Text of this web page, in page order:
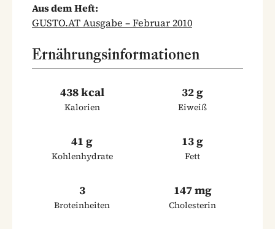
Aus dem Heft:
GUSTO.AT Ausgabe – Februar 2010
Ernährungsinformationen
438 kcal
Kalorien
32 g
Eiweiß
41 g
Kohlenhydrate
13 g
Fett
3
Broteinheiten
147 mg
Cholesterin